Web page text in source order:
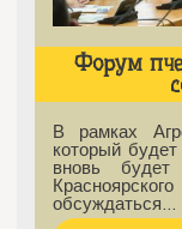
Форум
В рамках
который
вновь будет
обсуждаться…